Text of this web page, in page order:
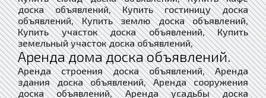
доска объявлений, Купить гостиницу доска
объявлений, Купить землю доска объявлений,
Купить участок доска объявлений, Купить
земельный участок доска объявлений,
Аренда дома доска объявлений.
Аренда строения доска объявлений, Аренда
здания доска объявлений, Аренда сооружения
доска объявлений, Аренда усадьбы доска